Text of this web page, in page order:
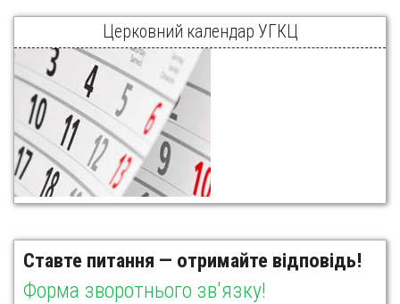
Церковний календар УГКЦ
Ставте питання — отримайте відповідь!
Форма зворотнього зв'язку!